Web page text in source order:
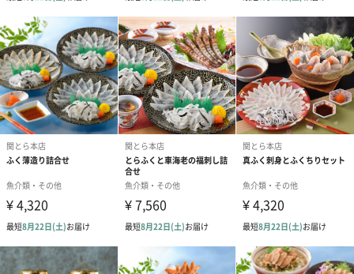
になります。
味付け数の子 70ｇ
食感を楽しむ黄色のダイヤ。
音を楽しむ食材ともいわれる数の子。
バリバリっとした独特の歯ごたえと特製だし醤油の味付けが自慢
の一品。
山わさびたらこ 50ｇ